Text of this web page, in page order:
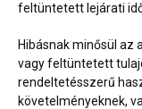
feltüntetett lejárati
Hibásnak minősül az
vagy feltüntetett
rendeltetésszerű
követelményeknek,